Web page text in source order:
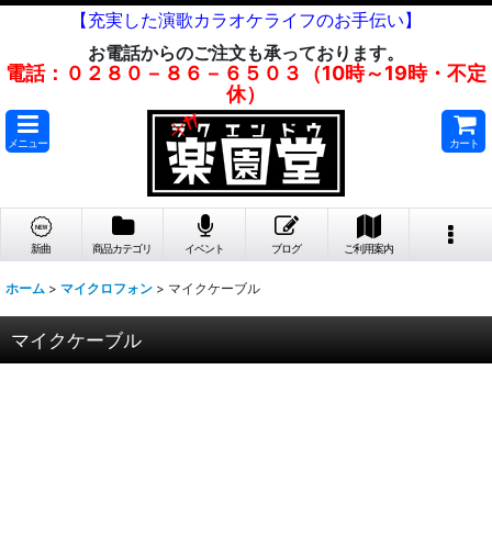
【充実した演歌カラオケライフのお手伝い】
お電話からのご注文も承っております。
電話：０２８０－８６－６５０３（10時～19時・不定
休）
メニュー カート
新曲 商品カテゴリ イベント ブログ ご利用案内
ホーム > マイクロフォン > マイクケーブル
マイクケーブル